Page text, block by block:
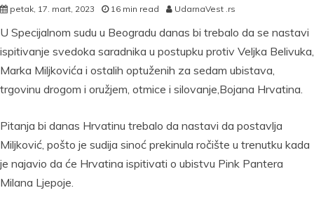
petak, 17. mart, 2023 16 min read UdarnaVest .rs
U Specijalnom sudu u Beogradu danas bi trebalo da se nastavi
ispitivanje svedoka saradnika u postupku protiv Veljka Belivuka,
Marka Miljkovića i ostalih optuženih za sedam ubistava,
trgovinu drogom i oružjem, otmice i silovanje,Bojana Hrvatina.
Pitanja bi danas Hrvatinu trebalo da nastavi da postavlja
Miljković, pošto je sudija sinoć prekinula ročište u trenutku kada
je najavio da će Hrvatina ispitivati o ubistvu Pink Pantera
Milana Ljepoje.